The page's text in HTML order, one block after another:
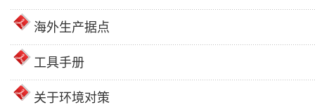
海外生产据点
工具手册
关于环境对策